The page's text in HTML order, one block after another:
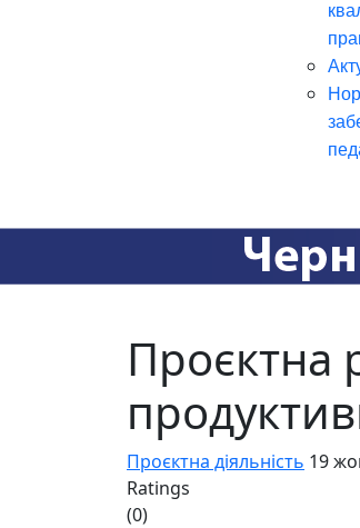
Проєктна
Проєктна діяльність 19
Ratings
(0)